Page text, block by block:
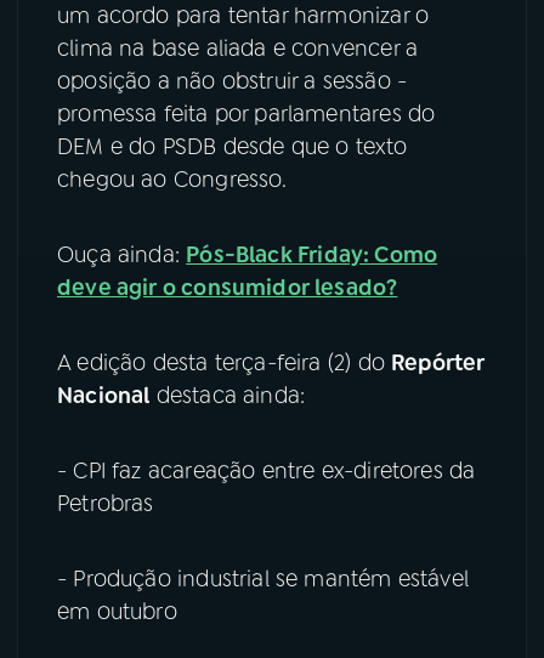
06 VIDEOCASTS
ÚLTIMAS
08FESTIVAL DE MÚSICA
ACOMPANHE A RÁDIO NACIONAL
Instagram X
um acordo para tentar harmonizar o
clima na base aliada e convencer a
oposição a não obstruir a sessão -
promessa feita por parlamentares do
DEM e do PSDB desde que o texto
chegou ao Congresso.
Ouça ainda: Pós-Black Friday: Como
deve agir o consumidor lesado?
A edição desta terça-feira (2) do Repórter
Nacional destaca ainda:
- CPI faz acareação entre ex-diretores da
Petrobras
- Produção industrial se mantém estável
em outubro